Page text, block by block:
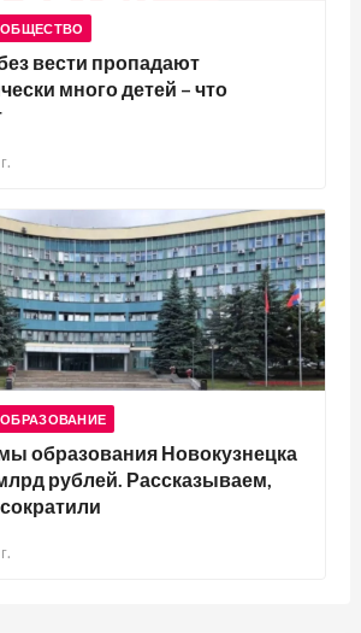
ОБЩЕСТВО
вести пропадают
много детей – что
ОБРАЗОВАНИЕ
образования Новокузнецка
рублей. Рассказываем,